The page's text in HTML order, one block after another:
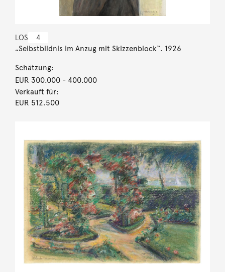
LOS 4
„Selbstbildnis im Anzug mit Skizzenblock“. 1926
Schätzung:
EUR 300.000- 400.000
Verkauft für:
EUR 512.500